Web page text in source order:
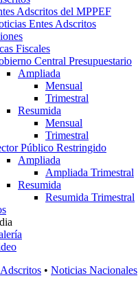
Adscritos del MPPEF
Entes Adscritos
Fiscales
Central Presupuestario
Ampliada
Mensual
Trimestral
Resumida
Mensual
Trimestral
Público Restringido
Ampliada
Ampliada Trimestral
Resumida
Resumida Trimestral
• Noticias Nacionales